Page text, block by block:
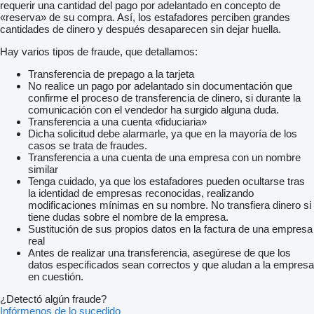
requerir una cantidad del pago por adelantado en concepto de
«reserva» de su compra. Así, los estafadores perciben grandes
cantidades de dinero y después desaparecen sin dejar huella.
Hay varios tipos de fraude, que detallamos:
Transferencia de prepago a la tarjeta
No realice un pago por adelantado sin documentación que
confirme el proceso de transferencia de dinero, si durante la
comunicación con el vendedor ha surgido alguna duda.
Transferencia a una cuenta «fiduciaria»
Dicha solicitud debe alarmarle, ya que en la mayoría de los
casos se trata de fraudes.
Transferencia a una cuenta de una empresa con un nombre
similar
Tenga cuidado, ya que los estafadores pueden ocultarse tras
la identidad de empresas reconocidas, realizando
modificaciones mínimas en su nombre. No transfiera dinero si
tiene dudas sobre el nombre de la empresa.
Sustitución de sus propios datos en la factura de una empresa
real
Antes de realizar una transferencia, asegúrese de que los
datos especificados sean correctos y que aludan a la empresa
en cuestión.
¿Detectó algún fraude?
Infórmenos de lo sucedido